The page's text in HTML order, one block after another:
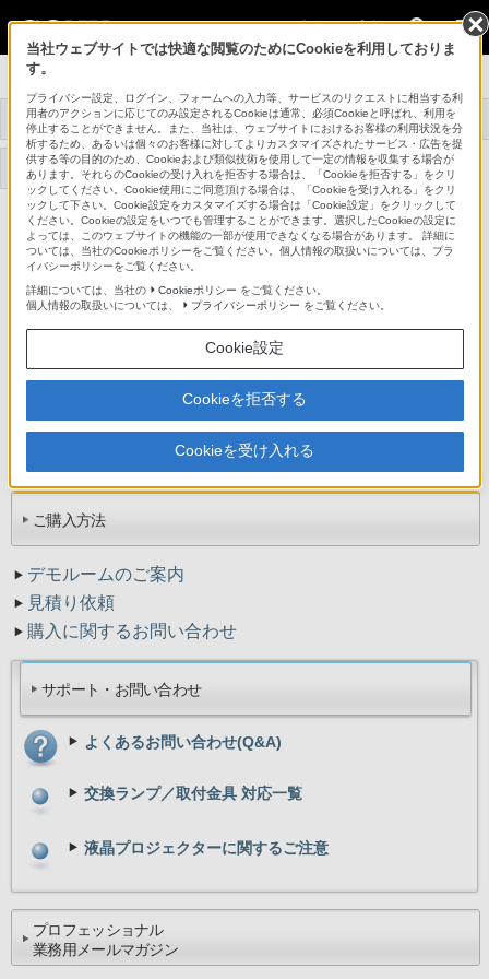
法人のお客様
データプロジェクター
トップ 商品一覧 関連商品 事例紹介
サポート・お問い合わせ
LKRM-U331
プロジェクションランプ
対応商品・アクセサリー
4K SXRDプロジェクター(1)
ご購入方法
デモルームのご案内
見積り依頼
購入に関するお問い合わせ
サポート・お問い合わせ
よくあるお問い合わせ(Q&A)
交換ランプ／取付金具 対応一覧
液晶プロジェクターに関するご注意
プロフェッショナル
業務用メールマガジン
当社ウェブサイトでは快適な閲覧のためにCookieを利用しておりま
す。
プライバシー設定、ログイン、フォームへの入力等、サービスのリクエストに相当する利
用者のアクションに応じてのみ設定されるCookieは通常、必須Cookieと呼ばれ、利用を
停止することができません。また、当社は、ウェブサイトにおけるお客様の利用状況を分
析するため、あるいは個々のお客様に対してよりカスタマイズされたサービス・広告を提
供する等の目的のため、Cookieおよび類似技術を使用して一定の情報を収集する場合が
あります。それらのCookieの受け入れを拒否する場合は、「Cookieを拒否する」をクリ
ックしてください。Cookie使用にご同意頂ける場合は、「Cookieを受け入れる」をクリ
ックして下さい。Cookie設定をカスタマイズする場合は「Cookie設定」をクリックして
ください。Cookieの設定をいつでも管理することができます。選択したCookieの設定に
よっては、このウェブサイトの機能の一部が使用できなくなる場合があります。 詳細に
ついては、当社のCookieポリシーをご覧ください。個人情報の取扱いについては、プラ
イバシーポリシーをご覧ください。
詳細については、当社の
Cookieポリシー をご覧ください。
個人情報の取扱いについては、
プライバシーポリシー をご覧ください。
Cookie設定
Cookieを拒否する
Cookieを受け入れる